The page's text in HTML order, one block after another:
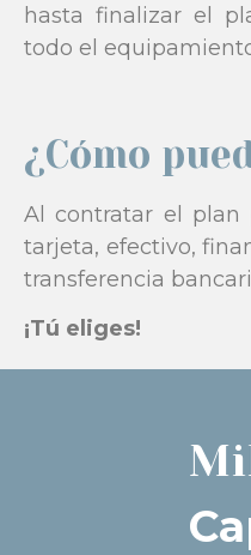
hasta finalizar el
todo el
¿Cómo
Al contratar el plan
tarjeta, efectivo,
transferencia
¡Tú eliges!